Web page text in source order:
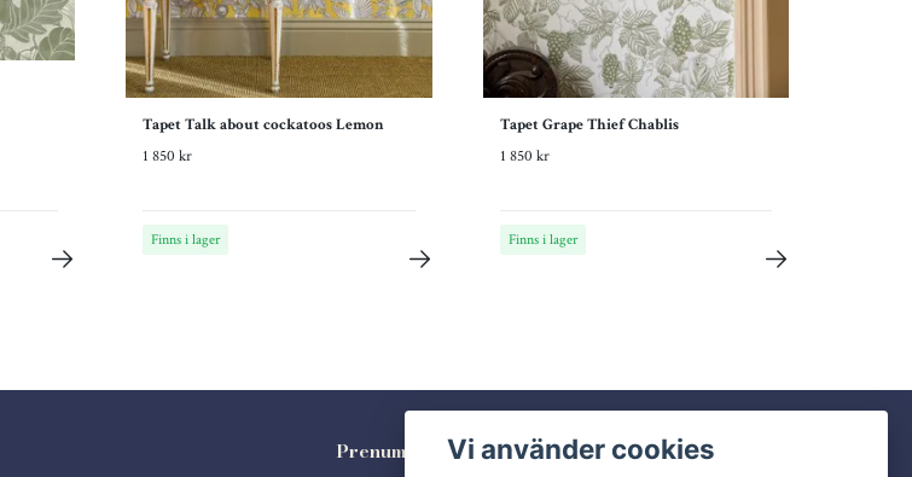
Tapet Talk about cockatoos Lemon
1 850 kr
Finns i lager
Tapet Grape Thief Chablis
1 850 kr
Finns i lager
Prenumerera på vårt nyhetsbrev
Vi använder cookies